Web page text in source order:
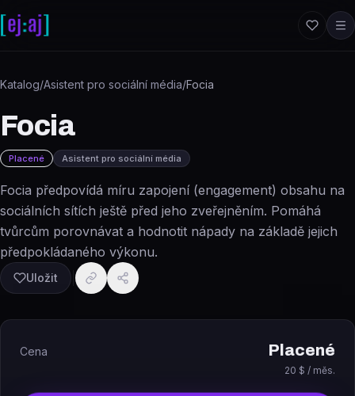
Katalog/Asistent pro sociální média/Focia
Focia
Placené Asistent pro sociální média
Focia předpovídá míru zapojení (engagement) obsahu na
sociálních sítích ještě před jeho zveřejněním. Pomáhá
tvůrcům porovnávat a hodnotit nápady na základě jejich
předpokládaného výkonu.
Uložit
Cena Placené
20 $ / měs.